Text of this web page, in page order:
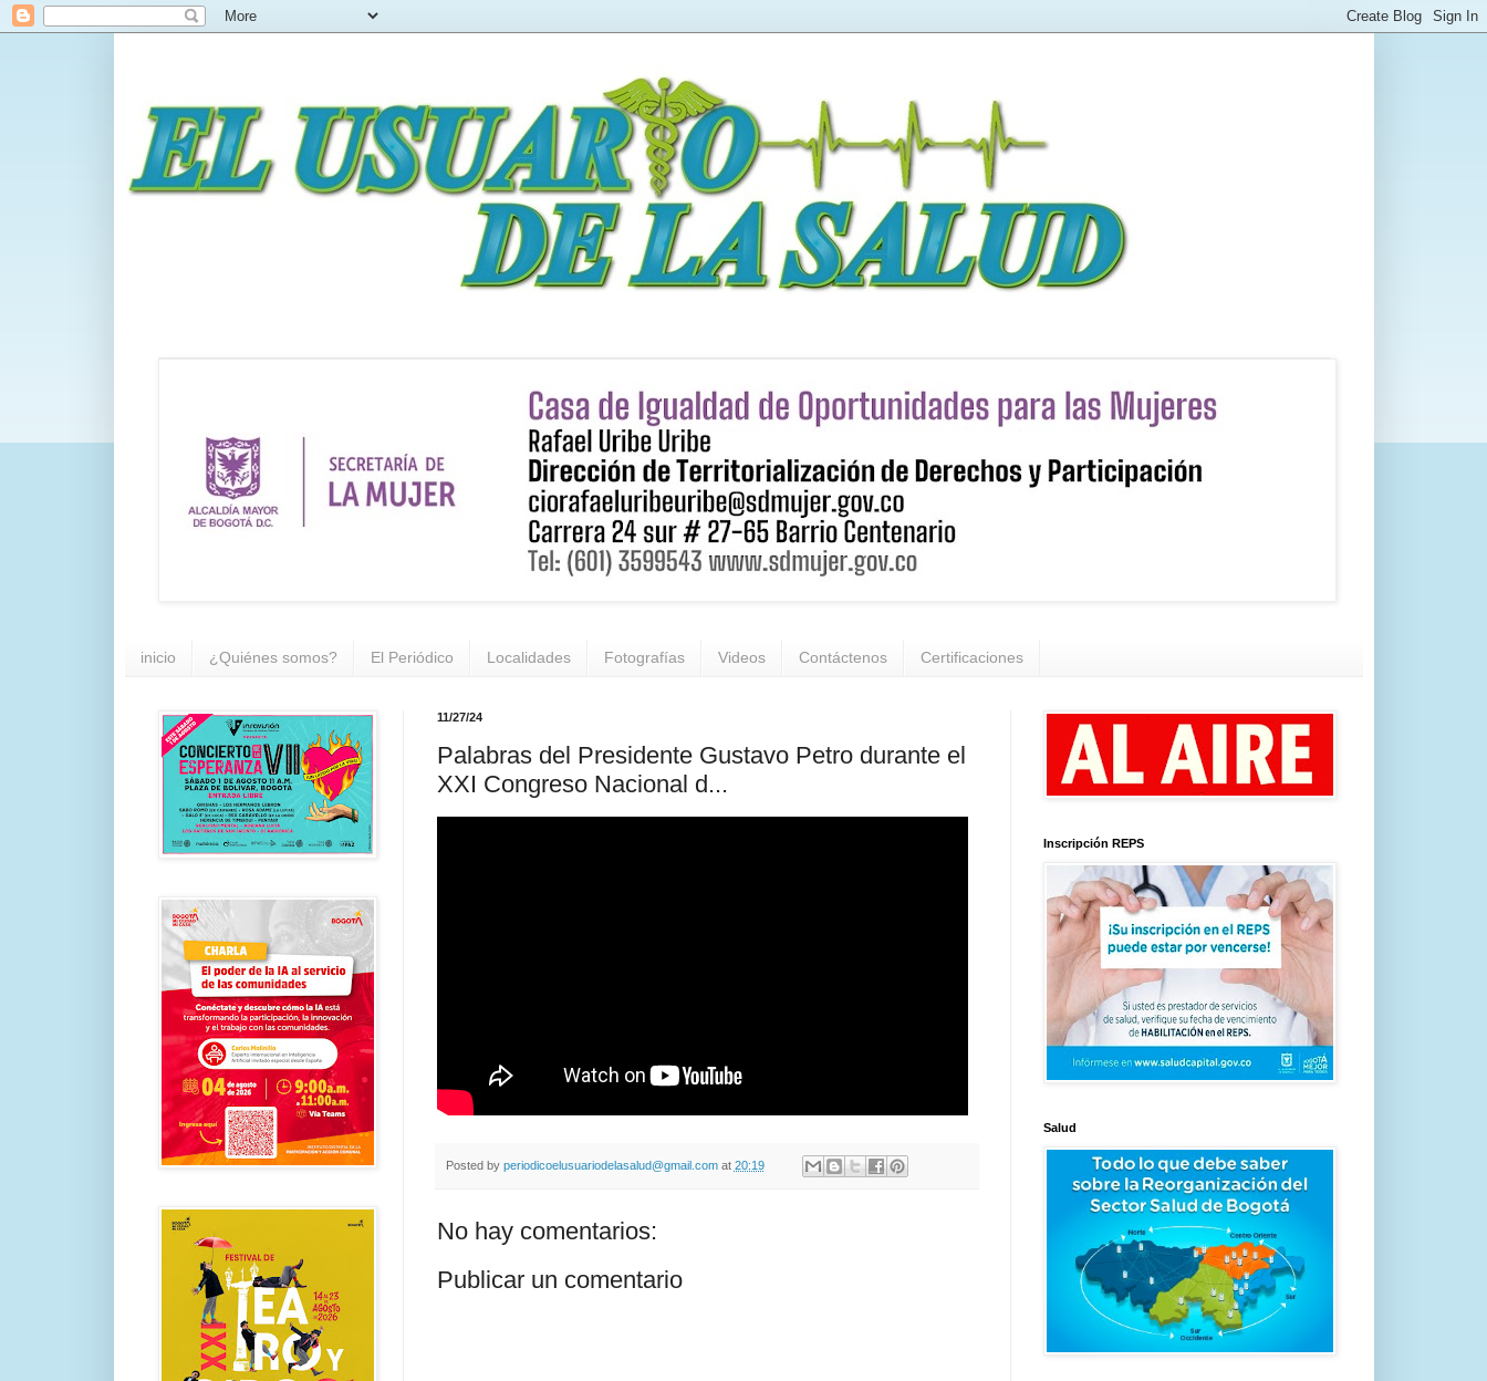
inicio ¿Quiénes somos? El Periódico Localidades Fotografías Videos Contáctenos Certificaciones
11/27/24
Palabras del Presidente Gustavo Petro durante el
XXI Congreso Nacional d...
Posted by periodicoelusuariodelasalud@gmail.com at 20:19
No hay comentarios:
Publicar un comentario
Inscripción REPS
Salud